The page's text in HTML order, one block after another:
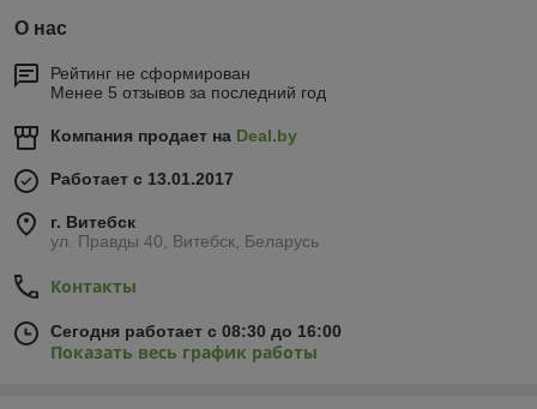
О нас
Рейтинг не сформирован
Менее 5 отзывов за последний год
Компания продает на Deal.by
Работает с 13.01.2017
г. Витебск
ул. Правды 40, Витебск, Беларусь
Контакты
Сегодня работает с 08:30 до 16:00
Показать весь график работы